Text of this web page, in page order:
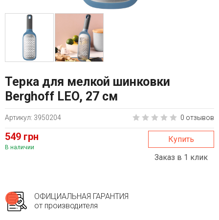
Терка для мелкой шинковки
Berghoff LEO, 27 см
Артикул: 3950204 0 отзывов
549 грн
В наличии
Купить
Заказ в 1 клик
ОФИЦИАЛЬНАЯ ГАРАНТИЯ
от производителя